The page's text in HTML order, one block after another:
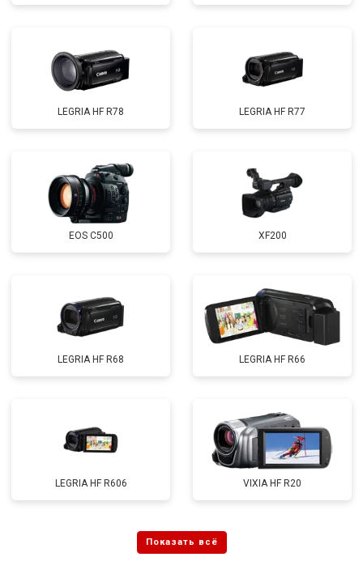
LEGRIA HF R78 LEGRIA HF R77
EOS C500 XF200
LEGRIA HF R68 LEGRIA HF R66
LEGRIA HF R606 VIXIA HF R20